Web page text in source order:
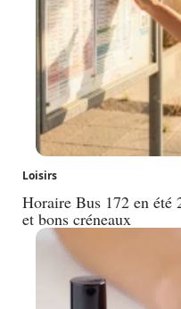
Loisirs
Horaire Bus 172 en été
et bons créneaux